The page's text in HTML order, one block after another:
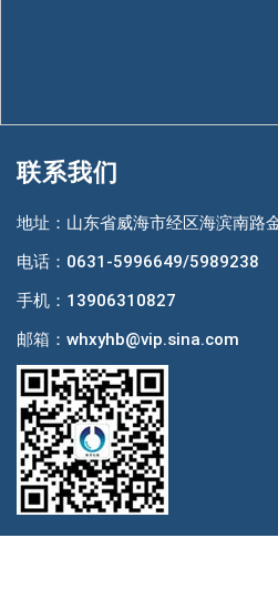
联系我们
地址：山东省威海市经区海滨南路
电话：0631-5996649/5989238
手机：13906310827
邮箱：whxyhb@vip.sina.com